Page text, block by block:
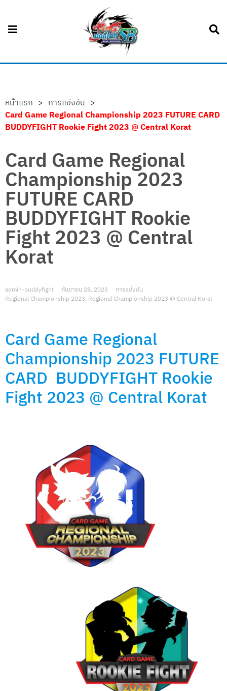
หน้าแรก > การแข่งขัน >
Card Game Regional Championship 2023 FUTURE CARD
BUDDYFIGHT Rookie Fight 2023 @ Central Korat
Card Game Regional
Championship 2023
FUTURE CARD
BUDDYFIGHT Rookie
Fight 2023 @ Central
Korat
admin-buddyfight กันยายน 28, 2023
การแข่งขัน
Regional Championship 2023, Regional Championship 2023 @ Central Korat
Card Game Regional
Championship 2023 FUTURE
CARD BUDDYFIGHTRookie
Fight 2023 @ Central Korat